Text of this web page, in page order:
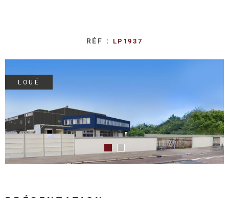
RÉF : LP1937
LOUÉ